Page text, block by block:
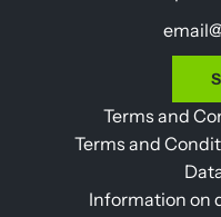
Terms and
Terms and
Information on